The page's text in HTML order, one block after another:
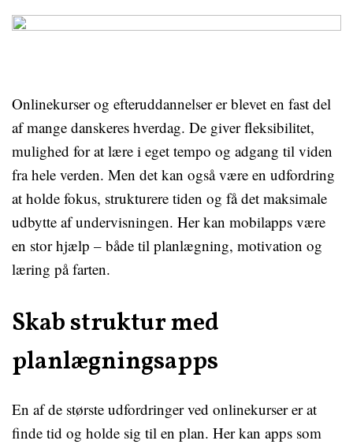
Onlinekurser og efteruddannelser er blevet en fast del
af mange danskeres hverdag. De giver fleksibilitet,
mulighed for at lære i eget tempo og adgang til viden
fra hele verden. Men det kan også være en udfordring
at holde fokus, strukturere tiden og få det maksimale
udbytte af undervisningen. Her kan mobilapps være
en stor hjælp – både til planlægning, motivation og
læring på farten.
Skab struktur med
planlægningsapps
En af de største udfordringer ved onlinekurser er at
finde tid og holde sig til en plan. Her kan apps som